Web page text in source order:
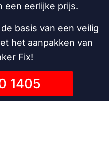
een eerlijke prijs.
basis van een veilig
het aanpakken van
Fix!
1405